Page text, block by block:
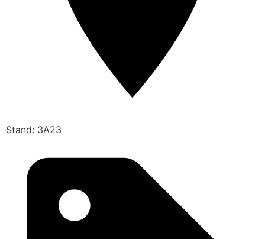
Stand: 3A23